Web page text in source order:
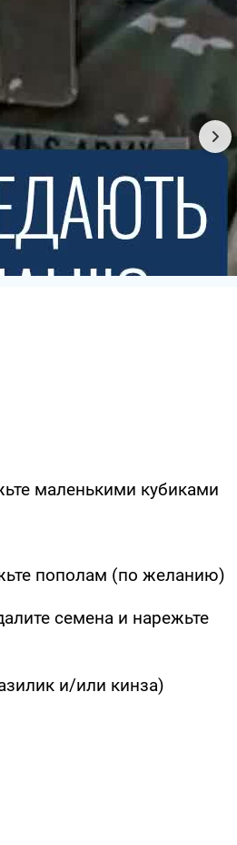
маленькими кубиками
пополам (по желанию)
семена и нарежьте
и/или кинза)